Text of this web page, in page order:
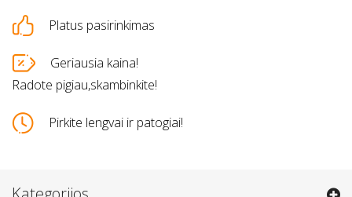
Platus pasirinkimas
Geriausia kaina!
Radote pigiau,skambinkite!
Pirkite lengvai ir patogiai!